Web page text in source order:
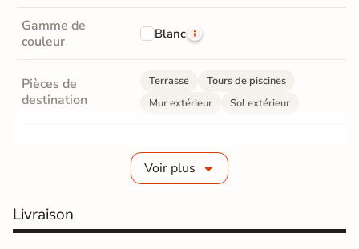
Gamme de
couleur
Blanc
Pièces de
destination
Terrasse
Tours de piscines
Mur extérieur
Sol extérieur
9 mm
Coefficient
antidérapant
Voir plus
Livraison